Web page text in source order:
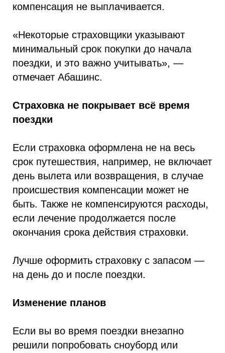
компенсация не выплачивается.
«Некоторые страховщики указывают
минимальный срок покупки до начала
поездки, и это важно учитывать», —
отмечает Абашинс.
Страховка не покрывает всё время
поездки
Если страховка оформлена не на весь
срок путешествия, например, не включает
день вылета или возвращения, в случае
происшествия компенсации может не
быть. Также не компенсируются расходы,
если лечение продолжается после
окончания срока действия страховки.
Лучше оформить страховку с запасом —
на день до и после поездки.
Изменение планов
Если вы во время поездки внезапно
решили попробовать сноуборд или